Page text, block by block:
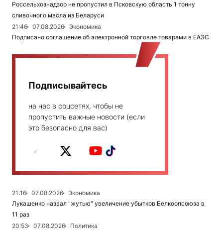
Россельхознадзор не пропустил в Псковскую область 1 тонну
сливочного масла из Беларуси
21:46
07.08.2026
Экономика
Подписано соглашение об электронной торговле товарами в ЕАЭС
Подписывайтесь
на нас в соцсетях, чтобы не
пропустить важные новости (если
это безопасно для вас)
21:16 07.08.2026
Экономика
Лукашенко назвал "жутью" увеличение убытков Белкоопсоюза в
11 раз
20:53
07.08.2026
Политика